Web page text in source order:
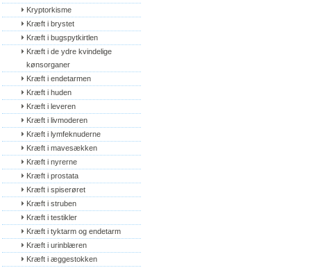
Kryptorkisme
Kræft i brystet
Kræft i bugspytkirtlen
Kræft i de ydre kvindelige
kønsorganer
Kræft i endetarmen
Kræft i huden
Kræft i leveren
Kræft i livmoderen
Kræft i lymfeknuderne
Kræft i mavesækken
Kræft i nyrerne
Kræft i prostata
Kræft i spiserøret
Kræft i struben
Kræft i testikler
Kræft i tyktarm og endetarm
Kræft i urinblæren
Kræft i æggestokken